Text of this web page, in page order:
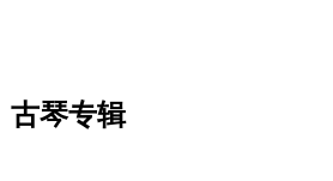
古琴专辑